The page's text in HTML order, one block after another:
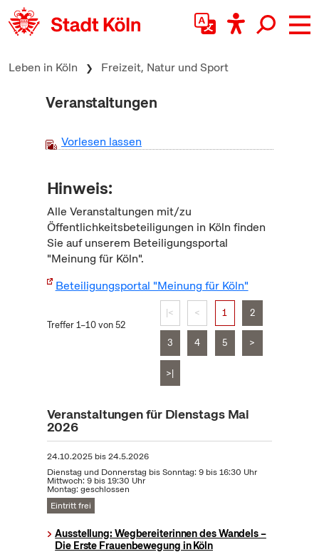
zum Inhalt springen
Leben in Köln Freizeit, Natur und Sport
Veranstaltungen
Vorlesen lassen
Hinweis:
Alle Veranstaltungen mit/zu
Öffentlichkeitsbeteiligungen in Köln finden
Sie auf unserem Beteiligungsportal
"Meinung für Köln".
Beteiligungsportal "Meinung für Köln"
Treffer 1–10 von 52
|< < 1 2
3 4 5 >
>|
Veranstaltungen für Dienstags Mai
2026
24.10.2025bis24.5.2026
Dienstag und Donnerstag bis Sonntag: 9 bis 16:30 Uhr
Mittwoch: 9 bis 19:30 Uhr
Montag: geschlossen
Eintritt frei
Ausstellung: Wegbereiterinnen des Wandels –
Die Erste Frauenbewegung in Köln